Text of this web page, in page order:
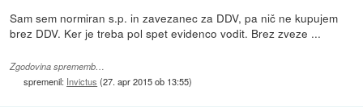
Sam sem normiran s.p. in zavezanec za DDV, pa nič ne kupujem
brez DDV. Ker je treba pol spet evidenco vodit. Brez zveze ...
Zgodovina sprememb…
spremenil: Invictus (27. apr 2015 ob 13:55)